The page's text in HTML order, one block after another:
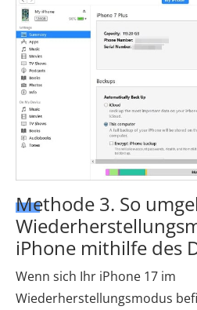
Methode 3. So
iPhone mithilfe des
Wenn sich Ihr iPhone 17 im
Wiederherstellungsmodus